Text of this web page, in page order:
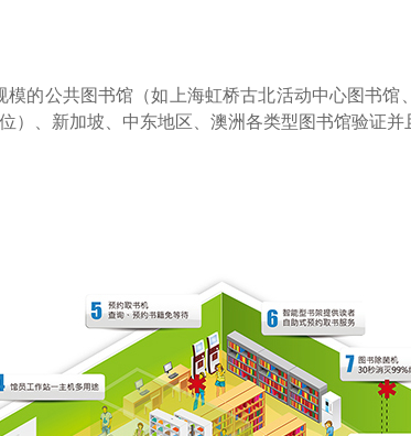
的公共图书馆（如上海虹桥古北活动中心图书
、新加坡、中东地区、澳洲各类型图书馆验证并